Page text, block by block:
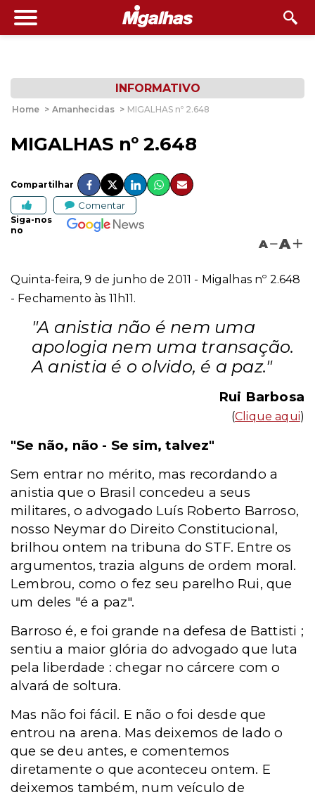
INFORMATIVO
Home > Amanhecidas > MIGALHAS nº 2.648
MIGALHAS nº 2.648
Compartilhar
Comentar
Siga-nos
no
A A
Quinta-feira, 9 de junho de 2011 - Migalhas nº 2.648
- Fechamento às 11h11.
"A anistia não é nem uma
apologia nem uma transação.
A anistia é o olvido, é a paz."
Rui Barbosa
(Clique aqui)
"Se não, não - Se sim, talvez"
Sem entrar no mérito, mas recordando a
anistia que o Brasil concedeu a seus
militares, o advogado Luís Roberto Barroso,
nosso Neymar do Direito Constitucional,
brilhou ontem na tribuna do STF. Entre os
argumentos, trazia alguns de ordem moral.
Lembrou, como o fez seu parelho Rui, que
um deles "é a paz".
Barroso é, e foi grande na defesa de Battisti ;
sentiu a maior glória do advogado que luta
pela liberdade : chegar no cárcere com o
alvará de soltura.
Mas não foi fácil. E não o foi desde que
entrou na arena. Mas deixemos de lado o
que se deu antes, e comentemos
diretamente o que aconteceu ontem. E
deixemos também, num veículo de